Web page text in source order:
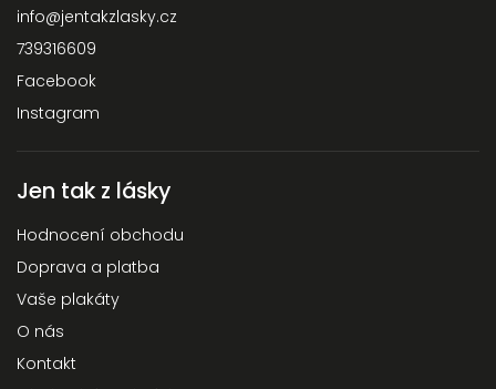
info@jentakzlasky.cz
739316609
Facebook
Instagram
Jen tak z lásky
Hodnocení obchodu
Doprava a platba
Vaše plakáty
O nás
Kontakt